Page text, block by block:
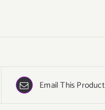
Email This Product